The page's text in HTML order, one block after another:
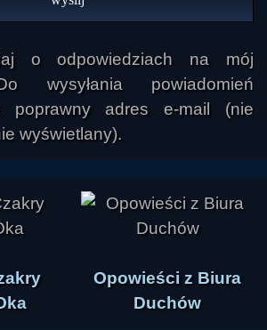
o odpowiedziach na mój
wysyłania powiadomień
poprawny adres e-mail (nie
wyświetlany).
Opowieści z Biura
Duchów